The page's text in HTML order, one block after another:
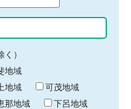
）
地域
地域
可茂地域
那地域
下呂地域